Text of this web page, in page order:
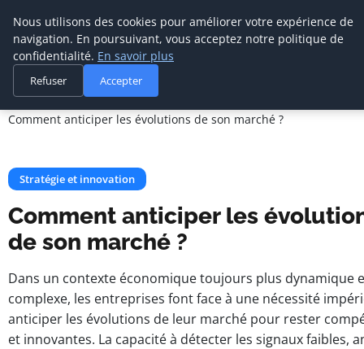
Cabinet De
Management De
Transition
Accueil
Stratégie et innovation
Comment anticiper les évolutions de son marché ?
Stratégie et innovation
Comment anticiper les
de son marché ?
Dans un contexte économique toujours plus dynamique
complexe, les entreprises font face à une nécessité
anticiper les évolutions de leur marché pour rester
et innovantes. La capacité à détecter les signaux faibles,
Nous utilisons des cookies pour améliorer votre expérience de
navigation. En poursuivant, vous acceptez notre politique de
confidentialité. En savoir plus
Refuser Accepter